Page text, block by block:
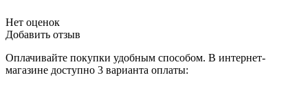
Нет оценок
Добавить отзыв
Оплачивайте покупки удобным способом. В интернет-
магазине доступно 3 варианта оплаты: